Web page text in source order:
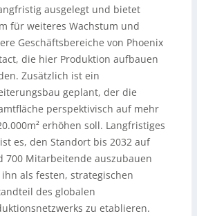
ausgelegt und bietet
für weiteres Wachstum und
Geschäftsbereiche von Phoenix
die hier Produktion aufbauen
Zusätzlich ist ein
geplant, der die
perspektivisch auf mehr
erhöhen soll. Langfristiges
es, den Standort bis 2032 auf
700 Mitarbeitende auszubauen
als festen, strategischen
des globalen
zu etablieren.